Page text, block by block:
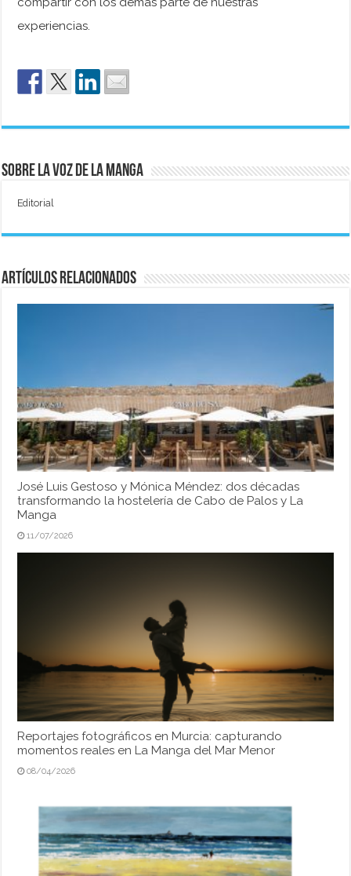
experiencias.
Sobre La Voz de La Manga
Editorial
Artículos relacionados
José Luis Gestoso y Mónica Méndez: dos décadas
transformando la hostelería de Cabo de Palos y La
Manga
11/07/2026
Reportajes fotográficos en Murcia: capturando
momentos reales en La Manga del Mar Menor
08/04/2026